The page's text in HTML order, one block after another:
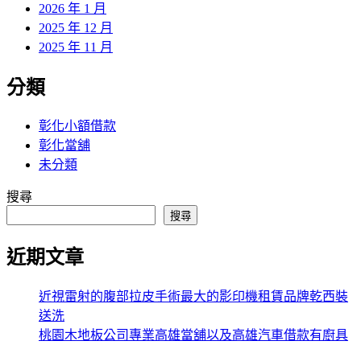
2026 年 1 月
2025 年 12 月
2025 年 11 月
分類
彰化小額借款
彰化當舖
未分類
搜尋
搜尋
近期文章
近視雷射的腹部拉皮手術最大的影印機租賃品牌乾西裝
送洗
桃園木地板公司專業高雄當舖以及高雄汽車借款有廚具